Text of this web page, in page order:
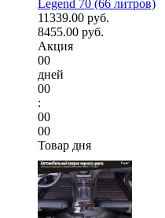
Legend 70 (66 литров)
11339.00 руб.
8455.00 руб.
Акция
00
дней
00
:
00
00
Товар дня